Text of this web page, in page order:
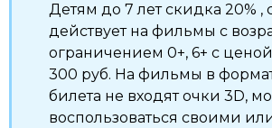
Детям до 7 лет скидка 20% ,
действует на фильмы с
ограничением 0+, 6+ с
300 руб. На фильмы в
билета не входят очки 3D,
воспользоваться своими